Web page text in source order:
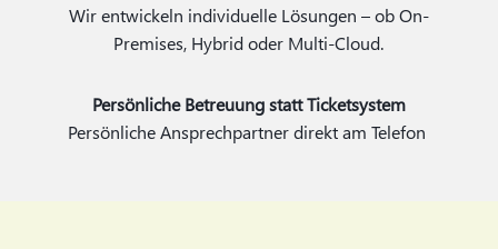
Wir entwickeln individuelle Lösungen – ob On-
Premises, Hybrid oder Multi-Cloud.
Persönliche Betreuung statt Ticketsystem
Persönliche Ansprechpartner direkt am Telefon